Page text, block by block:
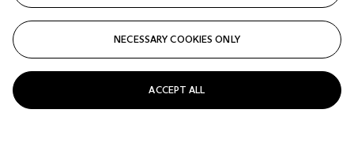
NECESSARY COOKIES ONLY
ACCEPT ALL